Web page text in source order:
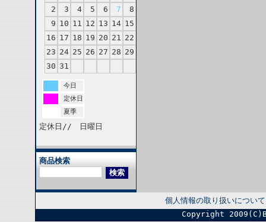
2
3 4 5 6 7
8
9 10 11 12 13 14 15
16 17 18 19 20 21 22
23 24 25 26 27 28 29
30 31
今日
定休日
夏季
定休日// 日曜日
商品検索
個人情報の取り扱いについて
Copyright